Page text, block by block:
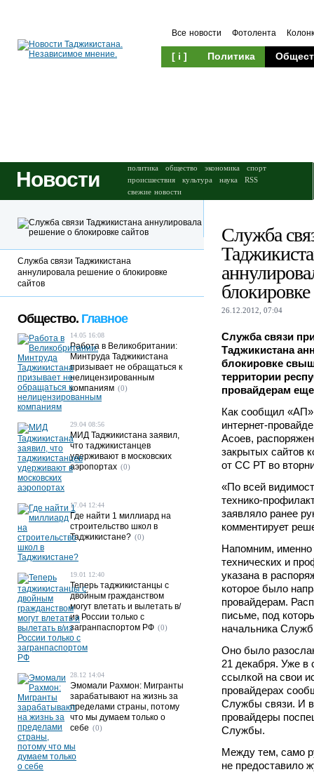
Все новости Фотолента
[ i ] Политика
Новости политика общество экономика
спорт
происшествия
культура наука
RSS
свежие новости
Служба
блокировке
26.12.2012, 07:04
Служба связи
Таджикистана
блокировке
территории
провайдерам
Как сообщил
интернет-
Асоев,
закрытых сайтов
от СС РТ во
«По всей
технико-
заявляло ранее
комментирует
Напомним, именно
технических и
указана в
которое было
провайдерам.
письме, под
начальника
Оно было
21 декабря. Уже в
ссылкой на свои
провайдерах
Службы связи. И
провайдеры
Службы.
Между тем, само
не предоставило
Служба связи Таджикистана
аннулировала решение о блокировке
сайтов
Общество. Главное
14.05 16:08
Работа в Великобритании:
Минтруда Таджикистана
призывает не обращаться к
нелицензированным
компаниям (0)
29.04 08:56
МИД Таджикистана заявил,
что таджикистанцев
удерживают в московских
аэропортах (0)
17.04 12:44
Где найти 1 миллиард на
строительство школ в
Таджикистане? (0)
19.01 12:40
Теперь таджикистанцы с
двойным гражданством
могут влетать и вылетать в/
из России только с
загранпаспортом РФ (0)
28.12 14:04
Эмомали Рахмон: Мигранты
зарабатывают на жизнь за
пределами страны, потому
что мы думаем только о
себе (0)